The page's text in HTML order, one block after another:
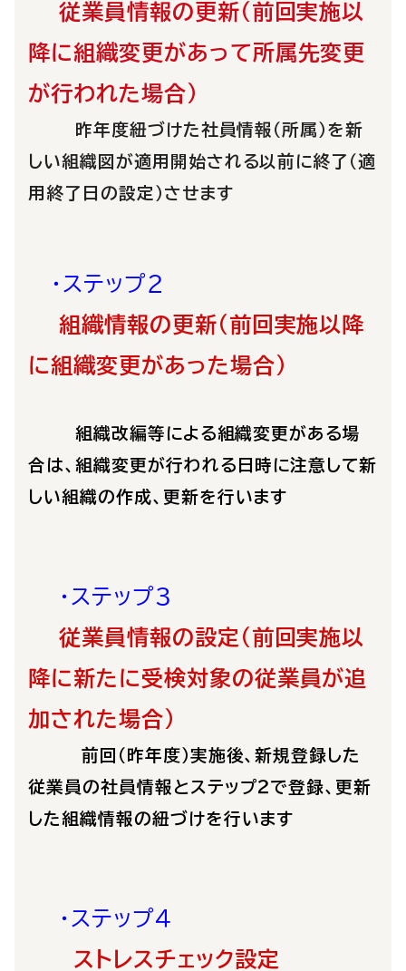
従業員情報の更新（前回実施以
降に組織変更があって所属先変更
が行われた場合）
昨年度紐づけた社員情報（所属）を新
しい組織図が適用開始される以前に終了（適
用終了日の設定）させます
・ステップ２
組織情報の更新（前回実施以降
に組織変更があった場合）
組織改編等による組織変更がある場
合は、組織変更が行われる日時に注意して新
しい組織の作成、更新を行います
・ステップ３
従業員情報の設定（前回実施以
降に新たに受検対象の従業員が追
加された場合）
前回（昨年度）実施後、新規登録した
従業員の社員情報とステップ２で登録、更新
した組織情報の紐づけを行います
・ステップ４
ストレスチェック設定